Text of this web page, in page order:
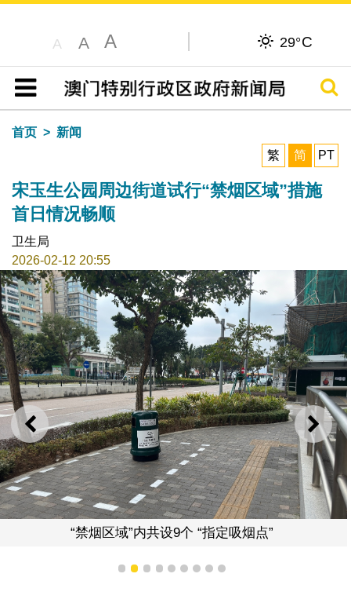
A A A 29°C
目录
搜寻
首页
新闻
繁
简 PT
宋玉生公园周边街道试行“禁烟区域”措施
首日情况畅顺
卫生局
2026-02-12 20:55
上一则 下一
“禁烟区域”内共设9个 “指定吸烟点”
1 2 3 4 5 6 7 8 9